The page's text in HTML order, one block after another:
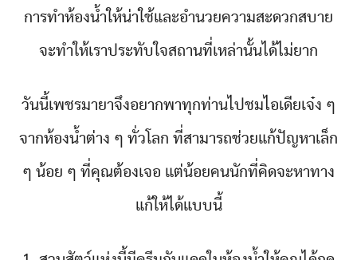
การทำห้องน้ำให้น่าใช้และอำนวยความสะดวกสบาย
จะทำให้เราประทับใจสถานที่เหล่านั้นได้ไม่ยาก
วันนี้เพชรมายาจึงอยากพาทุกท่านไปชมไอเดียเจ๋ง ๆ
จากห้องน้ำต่าง ๆ ทั่วโลก ที่สามารถช่วยแก้ปัญหาเล็ก
ๆ น้อย ๆ ที่คุณต้องเจอ แต่น้อยคนนักที่คิดจะหาทาง
แก้ให้ได้แบบนี้